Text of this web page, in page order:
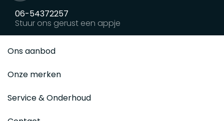
06-54372257
Stuur ons gerust een appje
Ons aanbod
Onze merken
Service & Onderhoud